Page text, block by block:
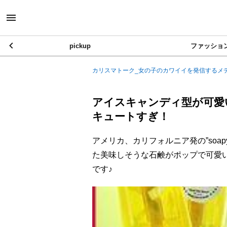
pickup ファッショ
カリスマトーク_女の子のカワイイを発信するメ
アイスキャンディ型が可
キュートすぎ！
アメリカ、カリフォルニア発の
た美味しそうな石鹸がポップで可
です♪